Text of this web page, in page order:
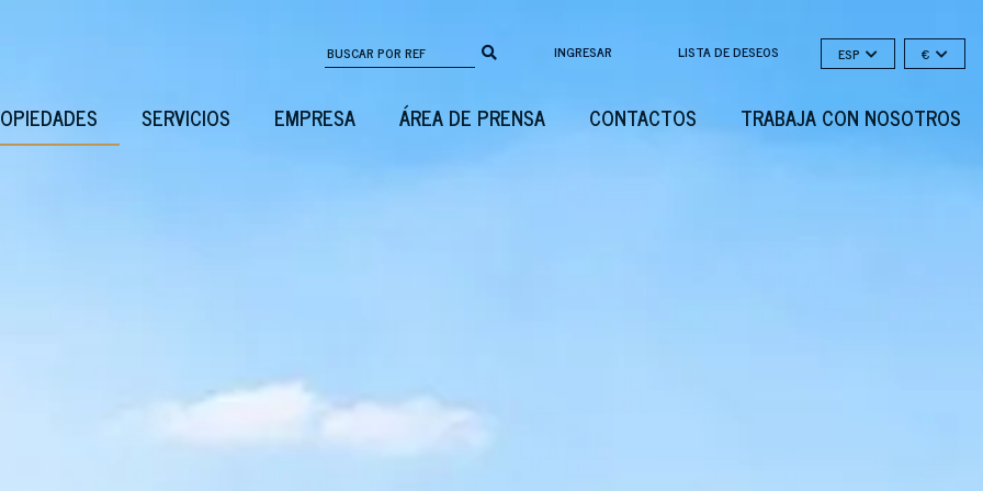
INGRESAR LISTA DE DESEOS ESP €
SERVICIOS EMPRESA ÁREA DE PRENSA CONTACTOS TRABAJA CON NOSOTROS